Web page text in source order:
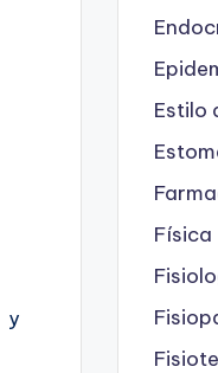
y
Estilo
Física